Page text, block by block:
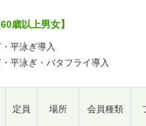
歳以上男女】
平泳ぎ導入
平泳ぎ・バタフライ導入
定員 場所 会員種類